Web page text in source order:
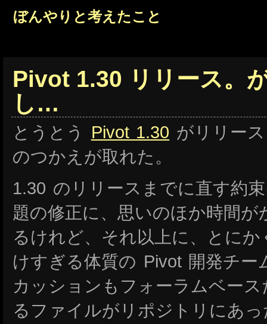
ぼんやりと考えたこと
Pivot 1.30 リリース。
し…
とうとう Pivot 1.30 がリリー
のつかえが取れた。
1.30 のリリースまでに直す約
題の修正に、思いのほか時間
るけれど、それ以上に、とに
けすぎる体質の Pivot 開発チー
カッションもフォーラムベー
るファイルがリポジトリにあ